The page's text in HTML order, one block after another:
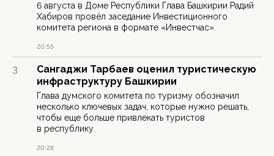
6 августа в Доме Республики Глава Башкирии Радий
Хабиров провёл заседание Инвестиционного
комитета региона в формате «Инвестчас».
20:55
3
Сангаджи Тарбаев оценил туристическую
инфраструктуру Башкирии
Глава думского комитета по туризму обозначил
несколько ключевых задач, которые нужно решать,
чтобы еще больше привлекать туристов
в республику.
20:28